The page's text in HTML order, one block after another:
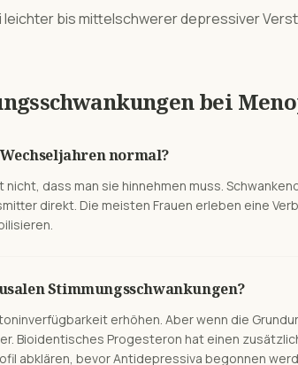
bis mittelschwerer depressiver
bei
normal?
dass man sie hinnehmen muss.
direkt. Die meisten Frauen erleben eine
Stimmungsschwankungen?
erhöhen. Aber wenn die
Bioidentisches Progesteron hat einen
abklären, bevor Antidepressiva begonnen